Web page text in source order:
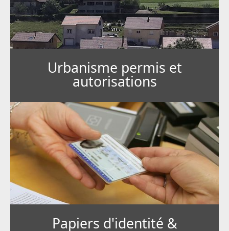
Urbanisme permis et
autorisations
Papiers d'identité &